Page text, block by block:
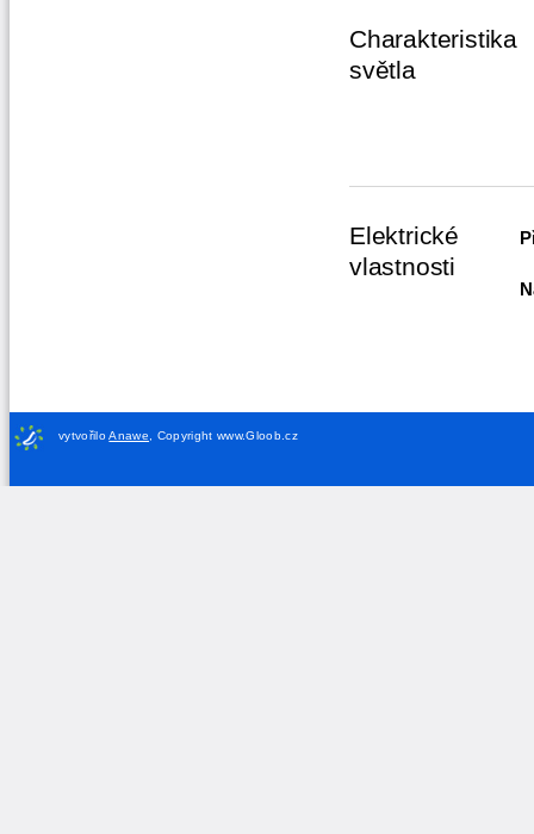
Charakteristika
světla
Elektrické
vlastnosti
vytvořiloAnawe Copyright www.Gloob.cz